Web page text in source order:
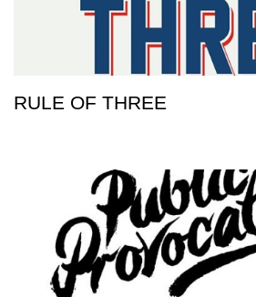
RULE OF THREE